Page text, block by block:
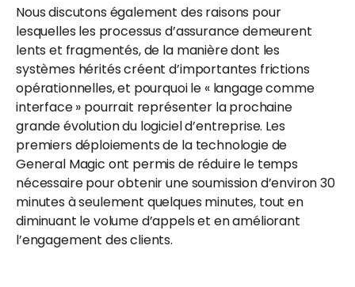
Nous discutons également des raisons pour
lesquelles les processus d’assurance demeurent
lents et fragmentés, de la manière dont les
systèmes hérités créent d’importantes frictions
opérationnelles, et pourquoi le « langage comme
interface » pourrait représenter la prochaine
grande évolution du logiciel d’entreprise. Les
premiers déploiements de la technologie de
General Magic ont permis de réduire le temps
nécessaire pour obtenir une soumission d’environ 30
minutes à seulement quelques minutes, tout en
diminuant le volume d’appels et en améliorant
l’engagement des clients.